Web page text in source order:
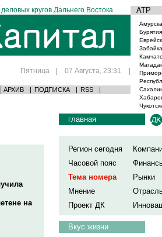
кругов Дальнего Востока АТР
Пятница | 07 Августа, 23:31 |
АРХИВ | ПОДПИСКА | RSS |
Бурятия
на
главная
Регион сегодня
Часовой пояс
Тема номера
Рынки
Мнение
Проект ДК
Вкус жизни